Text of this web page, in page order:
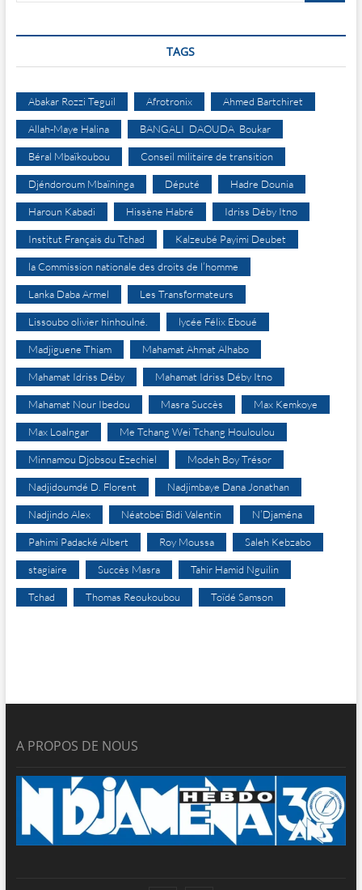
AU
JANVIER
TAGS
Abakar Rozzi Teguil Afrotronix Ahmed Bartchiret
Allah-Maye Halina BANGALI DAOUDA Boukar
Béral Mbaïkoubou Conseil militaire de transition
Djéndoroum Mbaïninga Député Hadre Dounia
Haroun Kabadi Hissène Habré Idriss Déby Itno
Institut Français du Tchad Kalzeubé Payimi Deubet
la Commission nationale des droits de l’homme
Lanka Daba Armel Les Transformateurs
Lissoubo olivier hinhoulné. lycée Félix Eboué
Madjiguene Thiam Mahamat Ahmat Alhabo
Mahamat Idriss Déby Mahamat Idriss Déby Itno
Mahamat Nour Ibedou Masra Succès Max Kemkoye
Max Loalngar Me Tchang Wei Tchang Houloulou
Minnamou Djobsou Ezechiel Modeh Boy Trésor
Nadjidoumdé D. Florent Nadjimbaye Dana Jonathan
Nadjindo Alex Néatobeï Bidi Valentin N’Djaména
Pahimi Padacké Albert Roy Moussa Saleh Kebzabo
stagiaire Succès Masra Tahir Hamid Nguilin
Tchad Thomas Reoukoubou Toïdé Samson
A PROPOS DE NOUS